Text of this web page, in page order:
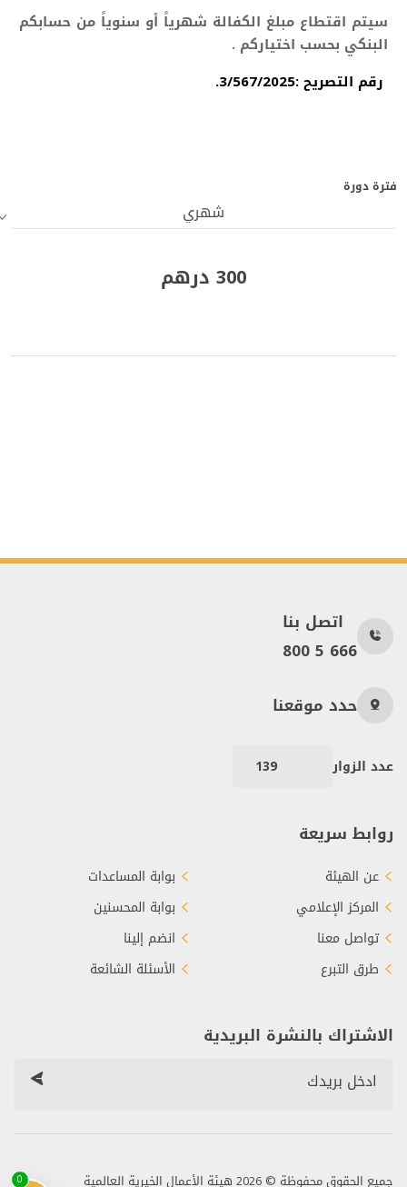
0
سيتم اقتطاع مبلغ الكفالة شهرياً أو سنوياً من حسابكم
البنكي بحسب اختياركم .
رقم التصريح :3/567/2025.
فترة دورة
300 درهم
اتصل بنا
800 5 666
حدد موقعنا
عدد الزوار 139
روابط سريعة
عن الهيئة
المركز الإعلامي
تواصل معنا
طرق التبرع
بوابة المساعدات
بوابة المحسنين
انضم إلينا
الأسئلة الشائعة
الاشتراك بالنشرة البريدية
جميع الحقوق محفوظة © 2026 هيئة الأعمال الخيرية العالمية